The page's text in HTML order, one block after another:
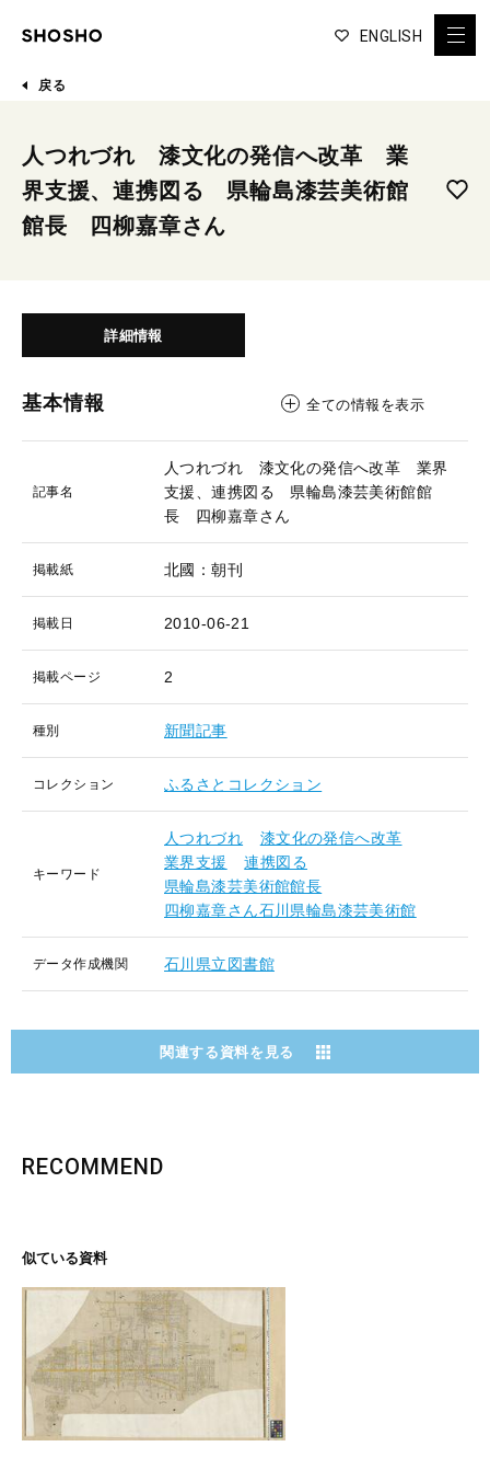
ENGLISH
戻る
人つれづれ 漆文化の発信へ改革 業
界支援、連携図る 県輪島漆芸美術館
館長 四柳嘉章さん
詳細情報
基本情報 全ての情報を表示
記事名
人つれづれ 漆文化の発信へ改革 業界
支援、連携図る 県輪島漆芸美術館館
長 四柳嘉章さん
掲載紙 北國：朝刊
掲載日 2010-06-21
掲載ページ 2
種別 新聞記事
コレクション ふるさとコレクション
キーワード
人つれづれ
漆文化の発信へ改革
業界支援
連携図る
県輪島漆芸美術館館長
四柳嘉章さん石川県輪島漆芸美術館
データ作成機関 石川県立図書館
関連する資料を見る
RECOMMEND
似ている資料